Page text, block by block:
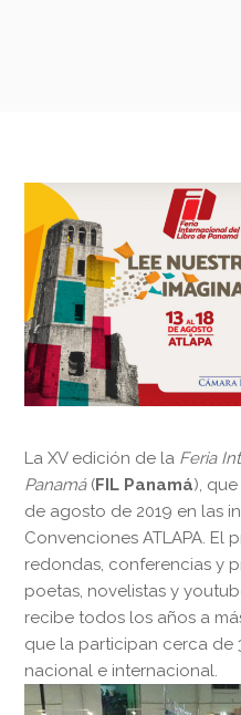
La XV edición de la Feria
Panamá(FIL Panamá),
de agosto de 2019 en las
Convenciones ATLAPA. El
redondas, conferencias y
poetas, novelistas y
recibe todos los años a
que la participan cerca de
nacional e internacional.